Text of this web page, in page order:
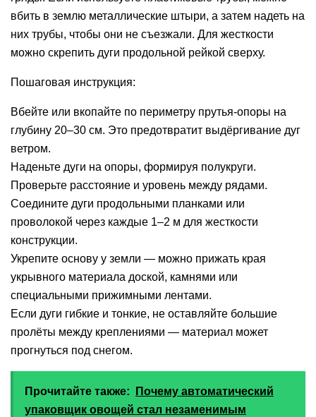
вбить в землю металлические штыри, а затем надеть на
них трубы, чтобы они не съезжали. Для жесткости
можно скрепить дуги продольной рейкой сверху.
Пошаговая инструкция:
Вбейте или вкопайте по периметру прутья-опоры на
глубину 20–30 см. Это предотвратит выдёргивание дуг
ветром.
Наденьте дуги на опоры, формируя полукруги.
Проверьте расстояние и уровень между рядами.
Соедините дуги продольными планками или
проволокой через каждые 1–2 м для жесткости
конструкции.
Укрепите основу у земли — можно прижать края
укрывного материала доской, камнями или
специальными прижимными лентами.
Если дуги гибкие и тонкие, не оставляйте большие
пролёты между креплениями — материал может
прогнуться под снегом.
Прочитайте также:
Почему автоматический
упаковщик овощей стал незаменимым